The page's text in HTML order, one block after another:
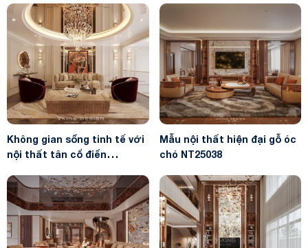
Không gian sống tinh tế với
nội thất tân cổ điển
Mẫu nội thất hiện đại gỗ óc
chó NT25038